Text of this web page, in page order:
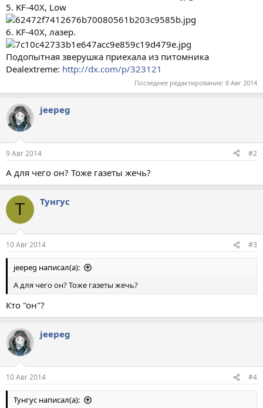
5. KF-40X, Low
6. KF-40X, лазер.
Подопытная зверушка приехала из питомника
Dealextreme: http://dx.com/p/323121
Последнее редактирование: 8 Авг 2014
jeepeg
9 Авг 2014 #2
А для чего он? Тоже газеты жечь?
Т Тунгус
10 Авг 2014 #3
jeepeg написал(а):
А для чего он? Тоже газеты жечь?
Кто "он"?
jeepeg
10 Авг 2014 #4
Тунгус написал(а):